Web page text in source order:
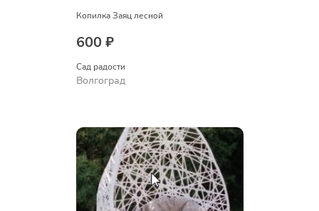
Копилка Заяц лесной
600 ₽
Сад радости
Волгоград